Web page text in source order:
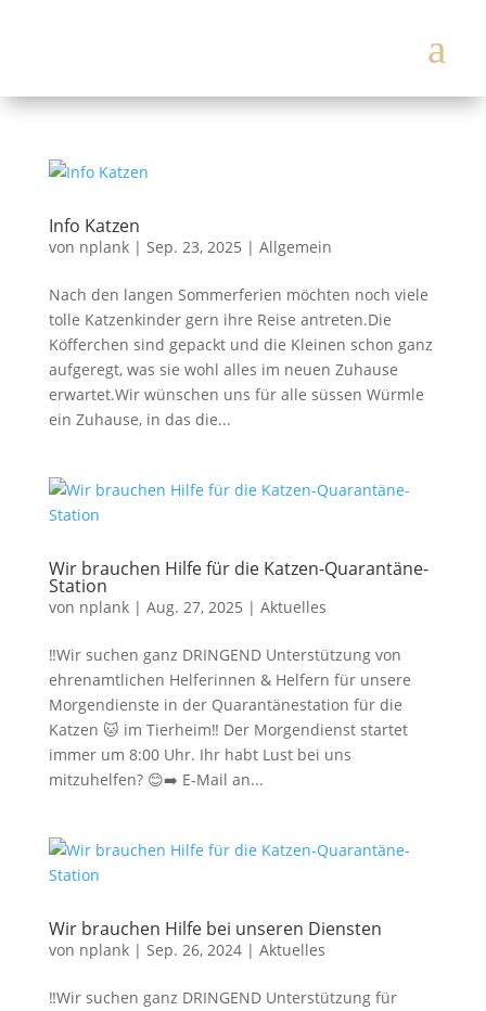
a
Info Katzen
von nplank| Sep. 23, 2025 | Allgemein
Nach den langen Sommerferien möchten noch viele
tolle Katzenkinder gern ihre Reise antreten.Die
Köfferchen sind gepackt und die Kleinen schon ganz
aufgeregt, was sie wohl alles im neuen Zuhause
erwartet.Wir wünschen uns für alle süssen Würmle
ein Zuhause, in das die...
Wir brauchen Hilfe für die Katzen-Quarantäne-
Station
von nplank| Aug. 27, 2025 | Aktuelles
‼️Wir suchen ganz DRINGEND Unterstützung von
ehrenamtlichen Helferinnen & Helfern für unsere
Morgendienste in der Quarantänestation für die
Katzen 🐱 im Tierheim‼️ Der Morgendienst startet
immer um 8:00 Uhr. Ihr habt Lust bei uns
mitzuhelfen? 😊➡️ E-Mail an...
Wir brauchen Hilfe bei unseren Diensten
von nplank| Sep. 26, 2024| Aktuelles
‼️Wir suchen ganz DRINGEND Unterstützung für